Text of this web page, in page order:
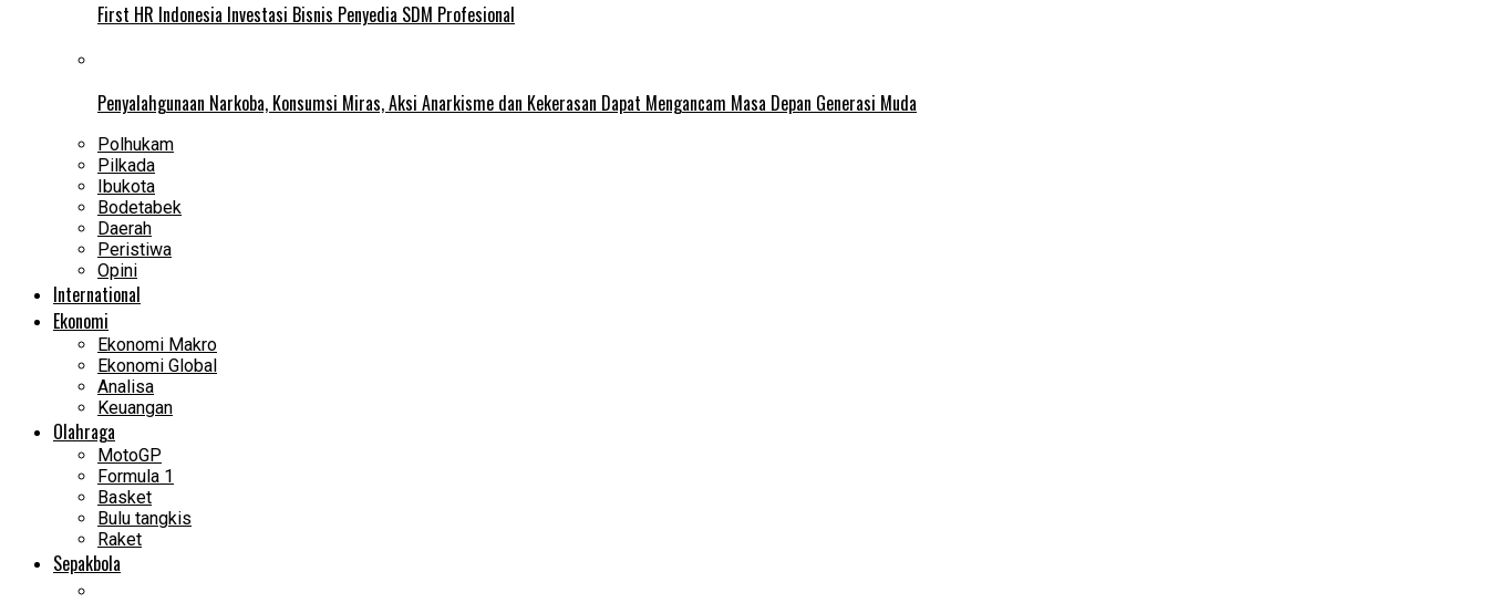
First HR Indonesia Investasi Bisnis Penyedia SDM Profesional
Penyalahgunaan Narkoba, Konsumsi Miras, Aksi Anarkisme dan Kekerasan Dapat Mengancam Masa Depan Generasi Muda
Polhukam
Pilkada
Ibukota
Bodetabek
Daerah
Peristiwa
Opini
International
Ekonomi
Ekonomi Makro
Ekonomi Global
Analisa
Keuangan
Olahraga
MotoGP
Formula 1
Basket
Bulu tangkis
Raket
Sepakbola